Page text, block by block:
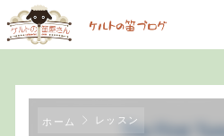
ホーム レッスン